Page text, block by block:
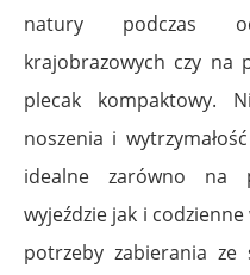
natury podczas
krajobrazowych czy na
plecak kompaktowy.
noszenia i
idealne zarówno na
wyjeździe jak i
potrzeby zabierania ze